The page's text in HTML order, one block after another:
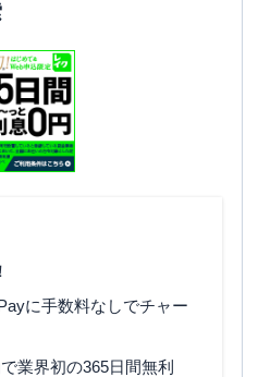
に手数料なしでチャー
業界初の365日間無利